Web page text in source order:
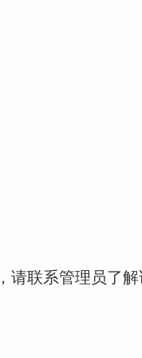
请联系管理员了